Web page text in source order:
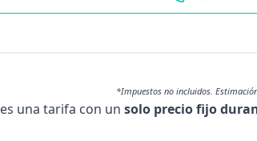
*Impuestos no incluidos.
es una tarifa con un solo precio fijo